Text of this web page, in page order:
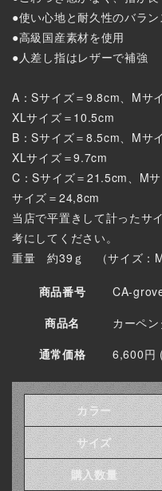
●使い心地と耐久性のバラン
●高級国産素材を使用
●人差し指はレザーで補強
A：Sサイズ＝9.8cm、Mサ
XLサイズ＝10.5cm
B：Sサイズ＝8.5cm、Mサ
XLサイズ＝9.7cm
C：Sサイズ＝21.5cm、M
サイズ＝24,8cm
当店で平置きして計ったサ
考にしてください。
重量 約39ｇ （サイズ：
商品番号
CA-
商品名
カーペ
通常価格
6,600円
カラー
サイズ
購入数量